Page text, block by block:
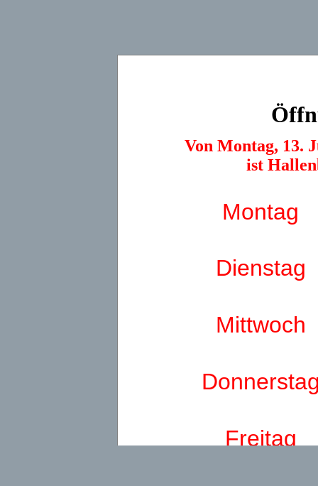
Von Montag, 13.
ist
Montag
Dienstag
Mittwoch
Freitag